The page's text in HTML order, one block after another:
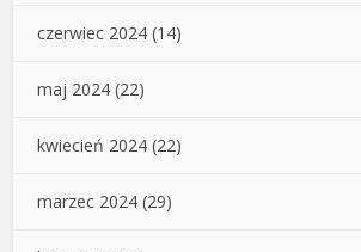
czerwiec 2024 (14)
maj 2024 (22)
kwiecień 2024 (22)
marzec 2024 (29)